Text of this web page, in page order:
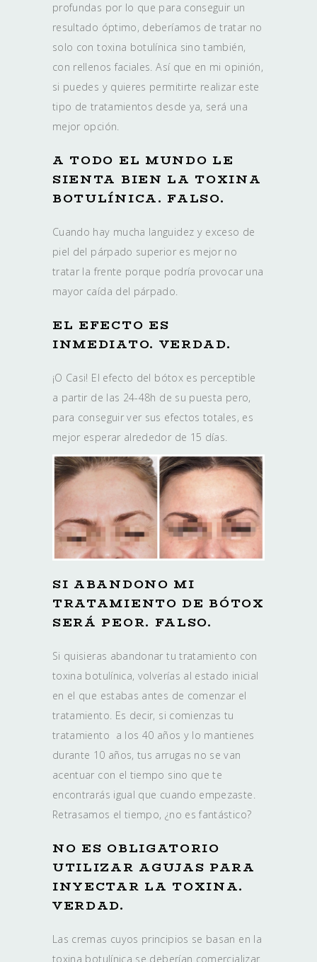
profundas por lo que para conseguir un
resultado óptimo, deberíamos de tratar no
solo con toxina botulínica sino también,
con rellenos faciales. Así que en mi opinión,
si puedes y quieres permitirte realizar este
tipo de tratamientos desde ya, será una
mejor opción.
A TODO EL MUNDO LE
SIENTA BIEN LA TOXINA
BOTULÍNICA. FALSO.
Cuando hay mucha languidez y exceso de
piel del párpado superior es mejor no
tratar la frente porque podría provocar una
mayor caída del párpado.
EL EFECTO ES
INMEDIATO. VERDAD.
¡O Casi! El efecto del bótox es perceptible
a partir de las 24-48h de su puesta pero,
para conseguir ver sus efectos totales, es
mejor esperar alrededor de 15 días.
SI ABANDONO MI
TRATAMIENTO DE BÓTOX
SERÁ PEOR. FALSO.
Si quisieras abandonar tu tratamiento con
toxina botulínica, volverías al estado inicial
en el que estabas antes de comenzar el
tratamiento. Es decir, si comienzas tu
tratamiento a los 40 años y lo mantienes
durante 10 años, tus arrugas no se van
acentuar con el tiempo sino que te
encontrarás igual que cuando empezaste.
Retrasamos el tiempo, ¿no es fantástico?
NO ES OBLIGATORIO
UTILIZAR AGUJAS PARA
INYECTAR LA TOXINA.
VERDAD.
Las cremas cuyos principios se basan en la
toxina botulínica se deberían comercializar